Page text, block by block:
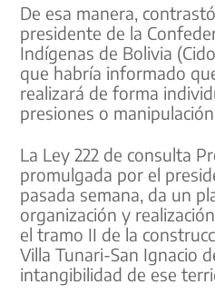
De esa manera,
presidente de la
Indígenas de Bolivia
que habría informado
realizará de forma
presiones o
La Ley 222 de consulta
promulgada por el
pasada semana, da un
organización y
el tramo II de la
Villa Tunari-San Ignacio
intangibilidad de ese